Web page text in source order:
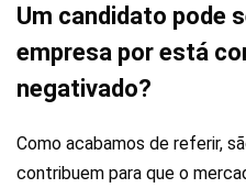
Um candidato pode
empresa por está
negativado?
Como acabamos de referir,
contribuem para que o